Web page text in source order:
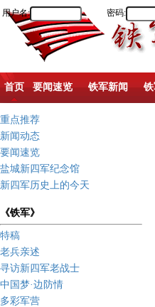
用户名: 密码:
首页 要闻速览 铁军新闻
重点推荐
新闻动态
要闻速览
盐城新四军纪念馆
新四军历史上的今天
《铁军》
特稿
老兵亲述
寻访新四军老战士
中国梦·边防情
多彩军营